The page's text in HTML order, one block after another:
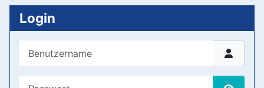
Login
Benutzername